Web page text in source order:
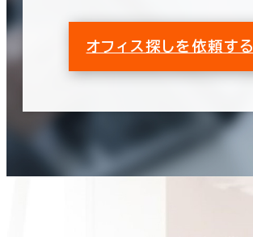
オフィス探しを依頼する